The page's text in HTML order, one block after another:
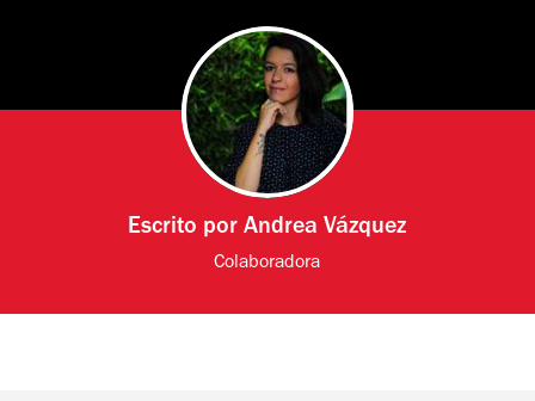
Escrito porAndrea Vázquez
Colaboradora